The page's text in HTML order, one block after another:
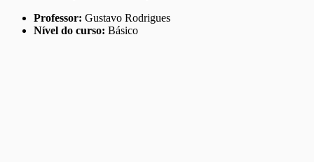
Professor: Gustavo Rodrigues
Nível do curso: Básico